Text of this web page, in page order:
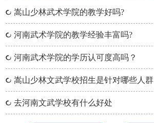
嵩山少林武术学院的教学好吗?
河南武术学院的教学经验丰富吗?
河南武术学院的学历认可度高吗？
嵩山少林文武学校招生是针对哪些人群
去河南文武学校有什么好处